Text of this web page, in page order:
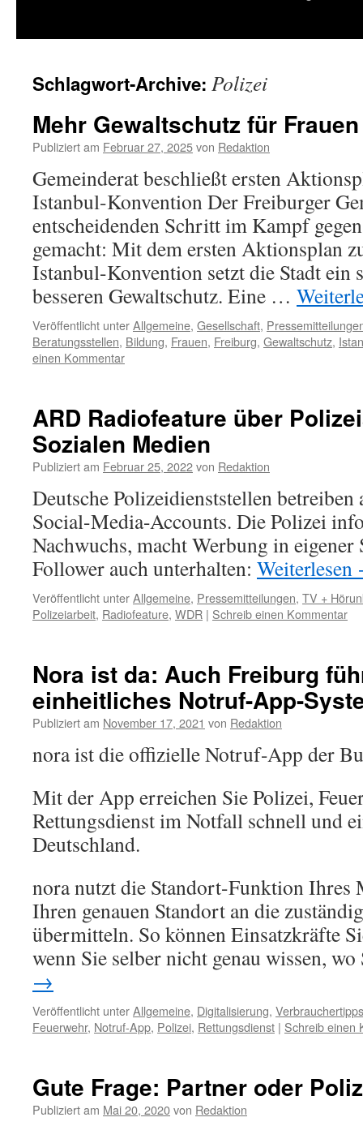
Schlagwort-Archive: Polizei
Mehr Gewaltschutz für Frauen
Publiziert am Februar 27, 2025von Redaktion
Gemeinderat beschließt ersten
Istanbul-Konvention Der Freiburger
entscheidenden Schritt im Kampf
gemacht: Mit dem ersten Aktionsplan
Istanbul-Konvention setzt die Stadt ein
besseren Gewaltschutz. Eine …
Veröffentlicht unterAllgemeine, Gesellschaft,
Beratungsstellen, Bildung, Frauen, Freiburg, Gewaltschutz,
einen Kommentar
ARD Radiofeature über
Sozialen Medien
Publiziert am Februar 25, 2022von Redaktion
Deutsche Polizeidienststellen
Social-Media-Accounts. Die Polizei
Nachwuchs, macht Werbung in
Follower auch unterhalten: Weiterlesen
Veröffentlicht unterAllgemeine, Pressemitteilungen, TV +
Polizeiarbeit, Radiofeature, WDR | Schreib einen Kommentar
Nora ist da: Auch Freiburg
einheitliches Notruf-App-
Publiziert am November 17, 2021 von Redaktion
nora ist die offizielle Notruf-App der
Mit der App erreichen Sie Polizei,
Rettungsdienst im Notfall schnell und
Deutschland.
nora nutzt die Standort-Funktion Ihres
Ihren genauen Standort an die
übermitteln. So können Einsatzkräfte
wenn Sie selber nicht genau wissen,
→
Veröffentlicht unterAllgemeine, Digitalisierung, Verbrauchertipps
Feuerwehr, Notruf-App, Polizei, Rettungsdienst | Schreib einen
Gute Frage: Partner oder
Publiziert am Mai 20, 2020von Redaktion